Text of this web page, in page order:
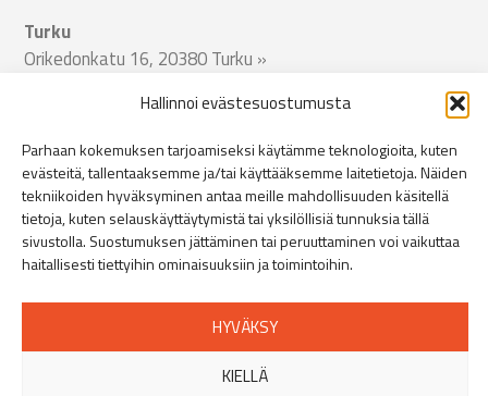
Hallinnoi evästesuostumusta
Parhaan kokemuksen tarjoamiseksi käytämme teknologioita, kuten
evästeitä, tallentaaksemme ja/tai käyttääksemme laitetietoja. Näiden
tekniikoiden hyväksyminen antaa meille mahdollisuuden käsitellä
tietoja, kuten selauskäyttäytymistä tai yksilöllisiä tunnuksia tällä
sivustolla. Suostumuksen jättäminen tai peruuttaminen voi vaikuttaa
haitallisesti tiettyihin ominaisuuksiin ja toimintoihin.
HYVÄKSY
KIELLÄ
Turku
Orikedonkatu 16, 20380 Turku »
Viinikankatu 51, 33800 Tampere»
+358 44 401 5513
Jyväskylä
Miilukatu 11, 40320 Jyväskylä»
+358 44 401 5514
Oulu
Jääsalontie 14, 90400 Oulu»